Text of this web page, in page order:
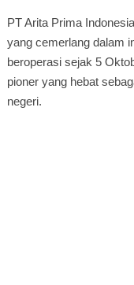
PT Arita Prima
yang cemerlang dalam
beroperasi sejak 5
pioner yang hebat
negeri.